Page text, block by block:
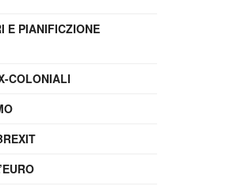
E PIANIFICZIONE
COLONIALI